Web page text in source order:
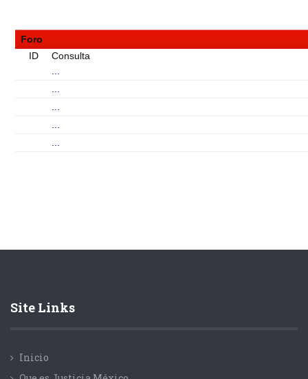
Foro
ID
Consulta
Site Links
Inicio